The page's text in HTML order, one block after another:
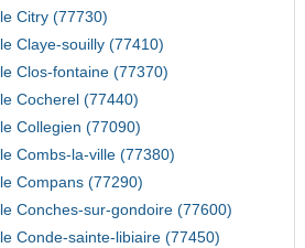
Citry (77730)
Claye-souilly (77410)
Clos-fontaine (77370)
Cocherel (77440)
Collegien (77090)
Combs-la-ville (77380)
Compans (77290)
Conches-sur-gondoire (77600)
Conde-sainte-libiaire (77450)